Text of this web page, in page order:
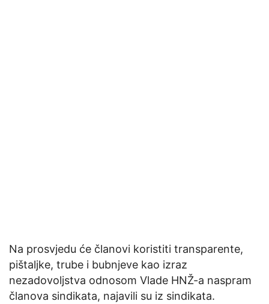
Na prosvjedu će članovi koristiti transparente,
pištaljke, trube i bubnjeve kao izraz
nezadovoljstva odnosom Vlade HNŽ-a naspram
članova sindikata, najavili su iz sindikata.